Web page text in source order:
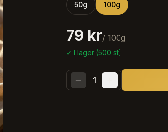
50g 100g
79 kr/ 100g
✓ I lager (500 st)
1